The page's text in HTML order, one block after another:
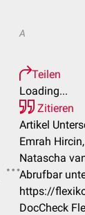
A
Teilen
Loading...
Zitieren
Artikel
Emrah
Natascha
Abrufbar
https://
DocCheck